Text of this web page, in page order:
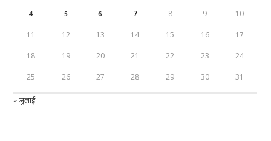
4
5 6 7 8 9 10
11 12 13 14 15 16 17
18 19 20 21 22 23 24
25 26 27 28 29 30 31
« जुलाई